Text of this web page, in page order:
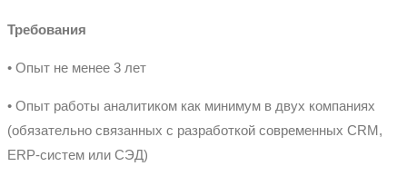
Требования
• Опыт не менее 3 лет
• Опыт работы аналитиком как минимум в двух компаниях
(обязательно связанных с разработкой современных CRM,
ERP-систем или СЭД)